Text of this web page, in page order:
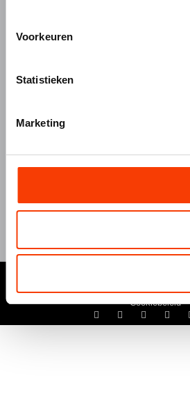
Voorkeuren
Statistieken
Marketing
info@hermeta.nl
1e Industrieweg 1 4147 CR Asperen
Privacyverklaring
Cookiebeleid